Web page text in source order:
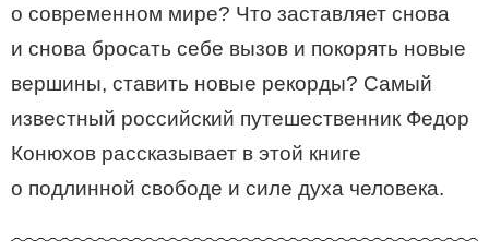
о современном мире? Что заставляет снова
и снова бросать себе вызов и покорять новые
вершины, ставить новые рекорды? Самый
известный российский путешественник Федор
Конюхов рассказывает в этой книге
о подлинной свободе и силе духа человека.